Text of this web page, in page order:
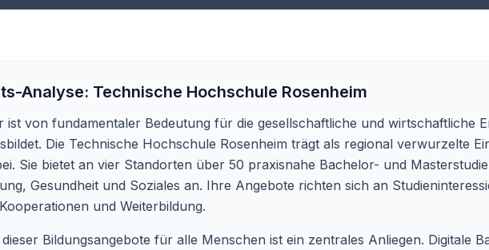
Analyse: Technische Hochschule Rosenheim
ist von fundamentaler Bedeutung für die gesellschaftliche und wirtschaftliche
Die Technische Hochschule Rosenheim trägt als regional verwurzelte
Sie bietet an vier Standorten über 50 praxisnahe Bachelor- und
Gesundheit und Soziales an. Ihre Angebote richten sich an
und Weiterbildung.
Bildungsangebote für alle Menschen ist ein zentrales Anliegen. Digitale